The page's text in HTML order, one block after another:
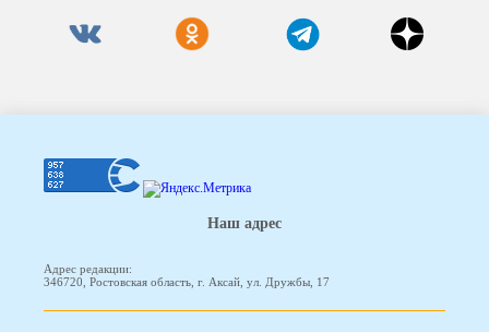
Наш адрес
Адрес редакции:
346720, Ростовская область, г. Аксай, ул. Дружбы, 17